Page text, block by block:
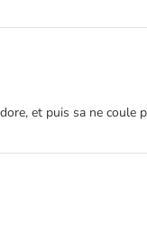
et puis sa ne